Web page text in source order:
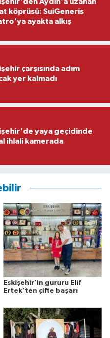
köprüsü: SuiGeneris
ayakta alkış
çarşısında adım
yer kalmadı
yaya geçidinde
ihlali kamerada
Eskişehir'in gururu Elif
Ertek'ten çifte başarı